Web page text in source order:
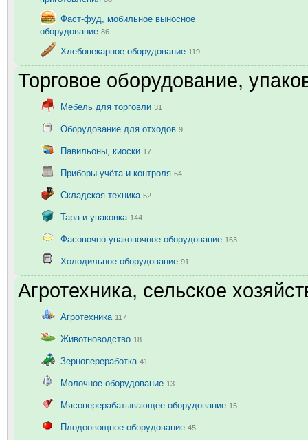
Фаст-фуд, мобильное выносное
оборудование 86
Хлебопекарное оборудование 119
Торговое оборудование,
Мебель для торговли 31
Оборудование для отходов 9
Павильоны, киоски 17
Приборы учёта и контроля 64
Складская техника 52
Тара и упаковка 144
Фасовочно-упаковочное оборудование 163
Холодильное оборудование 91
Агротехника, сельское
Агротехника 117
Животноводство 18
Зернопереработка 41
Молочное оборудование 13
Мясоперерабатывающее оборудование 15
Плодоовощное оборудование 45